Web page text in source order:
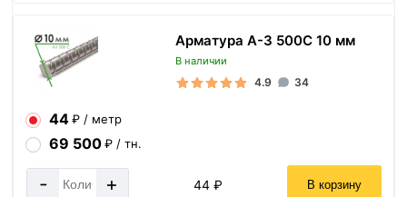
Арматура А-3 500С 10 мм
В наличии
4.9 34
44₽ / метр
69 500₽ / тн.
- + 44 ₽ В корзину